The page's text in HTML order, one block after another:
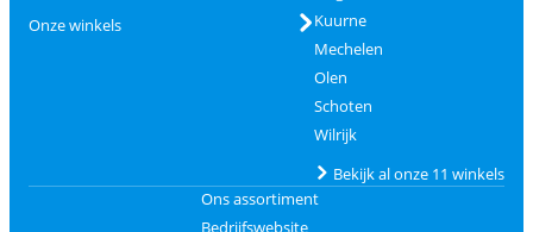
Onze winkels
Kuurne
Mechelen
Olen
Schoten
Wilrijk
Bekijk al onze 11 winkels
Ons assortiment
Bedrijfswebsite